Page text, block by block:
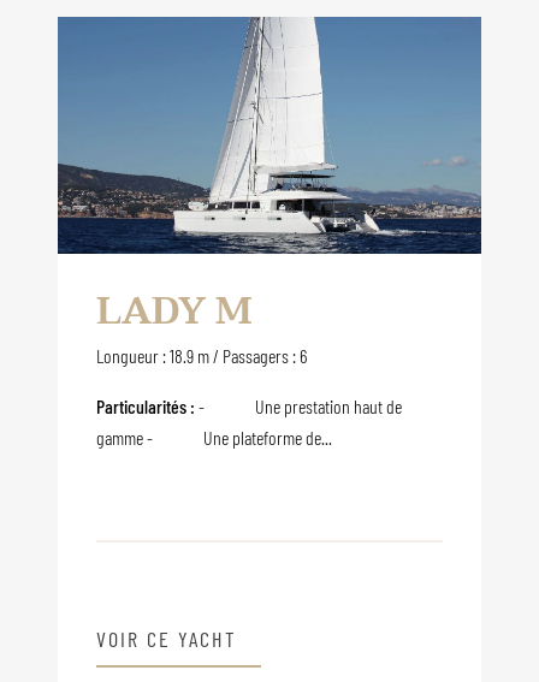
LADY M
Longueur : 18.9 m / Passagers : 6
Particularités : - Une prestation haut de
gamme - Une plateforme de...
VOIR CE YACHT